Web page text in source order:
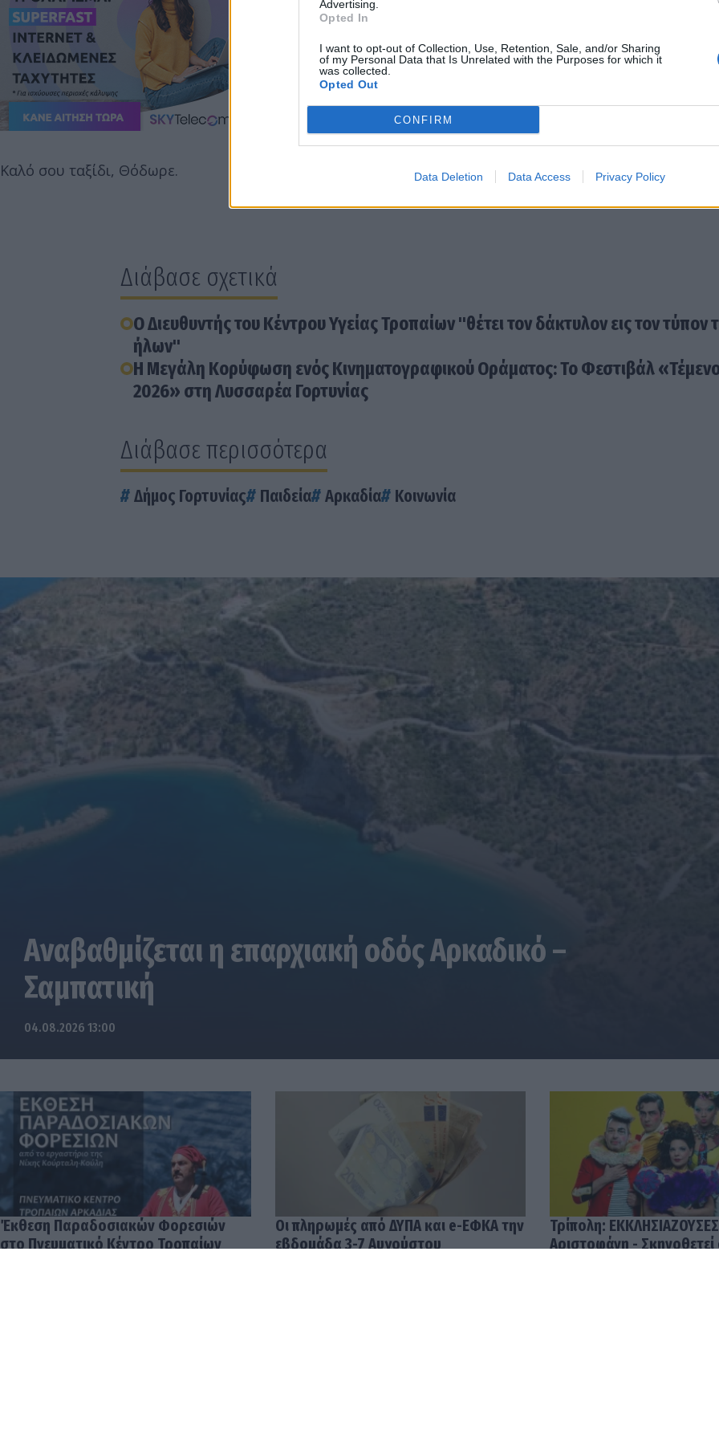
Advertising.
Opted In
I want to opt-out of Collection, Use, Retention, Sale, and/or Sharing
of my Personal Data that Is Unrelated with the Purposes for which it
was collected.
Opted Out
CONFIRM
Data Deletion Data Access Privacy Policy
Καλό σου ταξίδι, Θόδωρε.
Διάβασε σχετικά
Ο Διευθυντής του Κέντρου Υγείας Τροπαίων "θέτει τον δάκτυλον εις τον τύπον
ήλων"
Η Μεγάλη Κορύφωση ενός Κινηματογραφικού Οράματος: Το Φεστιβάλ
2026» στη Λυσσαρέα Γορτυνίας
Διάβασε περισσότερα
Δήμος Γορτυνίας Παιδεία Αρκαδία Κοινωνία
Αναβαθμίζεται η επαρχιακή οδός Αρκαδικό –
Σαμπατική
04.08.2026 13:00
Έκθεση Παραδοσιακών Φορεσιών
στο Πνευματικό Κέντρο Τροπαίων
Οι πληρωμές από ΔΥΠΑ και e-ΕΦΚΑ την
εβδομάδα 3-7 Αυγούστου
Τρίπολη:
Αριστοφάνη -